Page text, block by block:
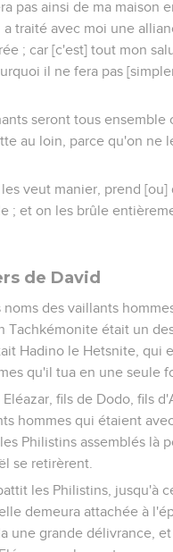
pas ainsi de ma maison
a traité avec moi une
; car [c'est] tout mon
il ne fera pas
seront tous ensemble
au loin, parce qu'on ne
veut manier, prend [ou]
; et on les brûle
de David
noms des vaillants
Tachkémonite était un
Hadino le Hetsnite, qui
qu'il tua en une seule
fils de Dodo, fils
hommes qui étaient
Philistins assemblés là
se retirèrent.
les Philistins, jusqu'à
demeura attachée à
une grande délivrance,